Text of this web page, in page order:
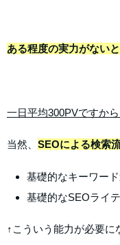
ある程度の実力がない
一日平均300PVですか
当然、 SEOによる検索
基礎的なキーワー
基礎的なSEOライ
↑こういう能力が必要に